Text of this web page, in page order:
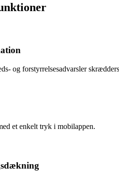
og forstyrrelsesadvarsler
et enkelt tryk i mobilappen.